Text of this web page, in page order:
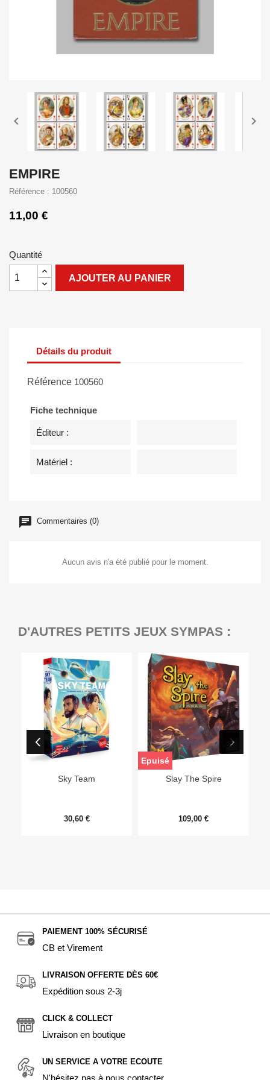
 
EMPIRE
Référence : 100560
11,00 €
Quantité
AJOUTER AU PANIER
Détails du produit
Référence 100560
Fiche technique
Éditeur :
Matériel :
Commentaires (0)
Aucun avis n'a été publié pour le moment.
D'AUTRES PETITS JEUX SYMPAS :
Sky Team
30,60 €
Slay The Spire
109,00 €
Epuisé
PAIEMENT 100% SÉCURISÉ
CB et Virement
LIVRAISON OFFERTE DÈS 60€
Expédition sous 2-3j
CLICK & COLLECT
Livraison en boutique
UN SERVICE A VOTRE ECOUTE